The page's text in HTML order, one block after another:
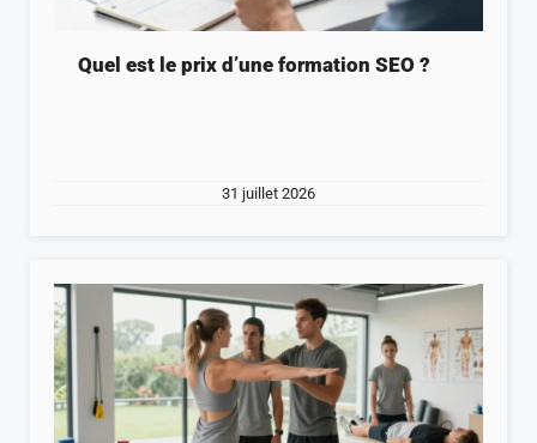
Quel est le prix d’une formation SEO ?
31 juillet 2026